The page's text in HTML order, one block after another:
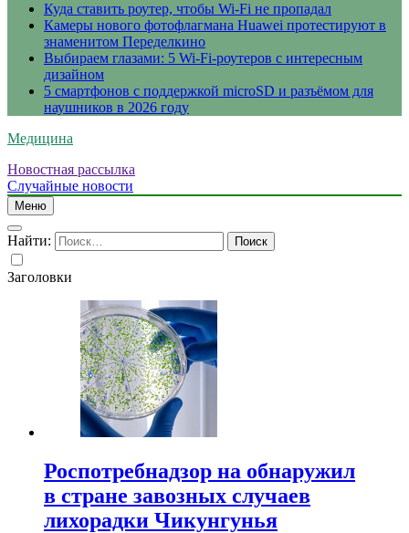
Куда ставить роутер, чтобы Wi-Fi не пропадал
Камеры нового фотофлагмана Huawei протестируют в
знаменитом Переделкино
Выбираем глазами: 5 Wi-Fi-роутеров с интересным
дизайном
5 смартфонов с поддержкой microSD и разъёмом для
наушников в 2026 году
Медицина
Новостная рассылка
Случайные новости
Меню
Найти:
Заголовки
Роспотребнадзор на обнаружил
в стране завозных случаев
лихорадки Чикунгунья